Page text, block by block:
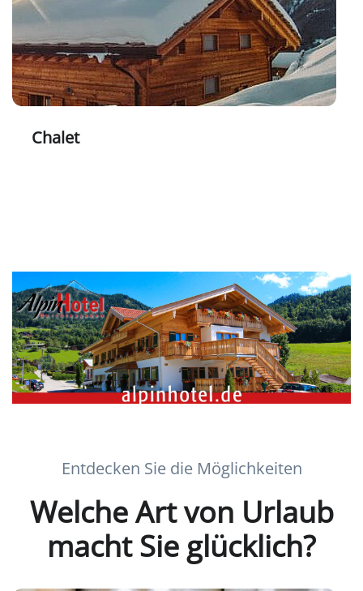
Chalet
Entdecken Sie die Möglichkeiten
Welche Art von Urlaub
macht Sie glücklich?